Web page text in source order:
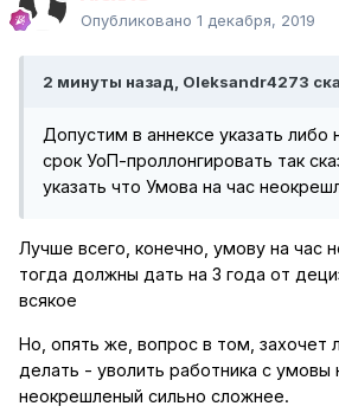
Опубликовано 1 декабря, 2019
2 минуты назад, Oleksandr4273
Допустим в аннексе указать либо
срок УоП-проллонгировать так
указать что Умова на час
Лучше всего, конечно, умову на час
тогда должны дать на 3 года от
всякое
Но, опять же, вопрос в том, захочет
делать - уволить работника с умовы
неокрешленый сильно сложнее.